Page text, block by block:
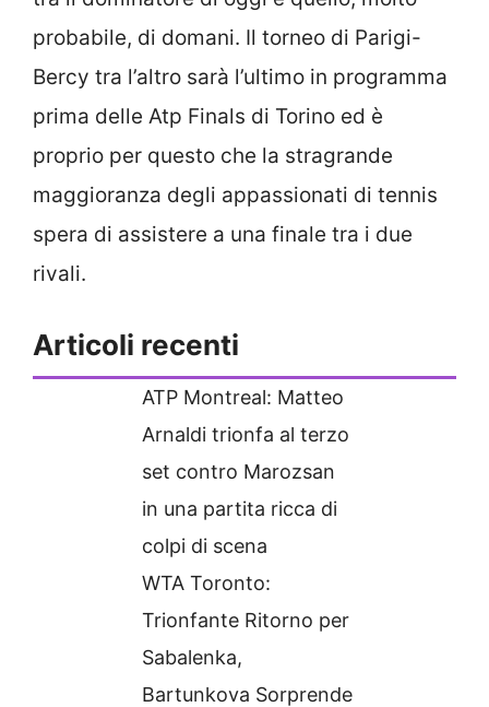
probabile, di domani. Il torneo di Parigi-
Bercy tra l’altro sarà l’ultimo in programma
prima delle Atp Finals di Torino ed è
proprio per questo che la stragrande
maggioranza degli appassionati di tennis
spera di assistere a una finale tra i due
rivali.
Articoli recenti
ATP Montreal: Matteo
Arnaldi trionfa al terzo
set contro Marozsan
in una partita ricca di
colpi di scena
WTA Toronto:
Trionfante Ritorno per
Sabalenka,
Bartunkova Sorprende